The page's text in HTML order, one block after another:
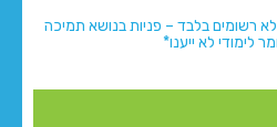
רשומים בלבד – פניות בנושא תמיכה
לימודי לא ייענו*